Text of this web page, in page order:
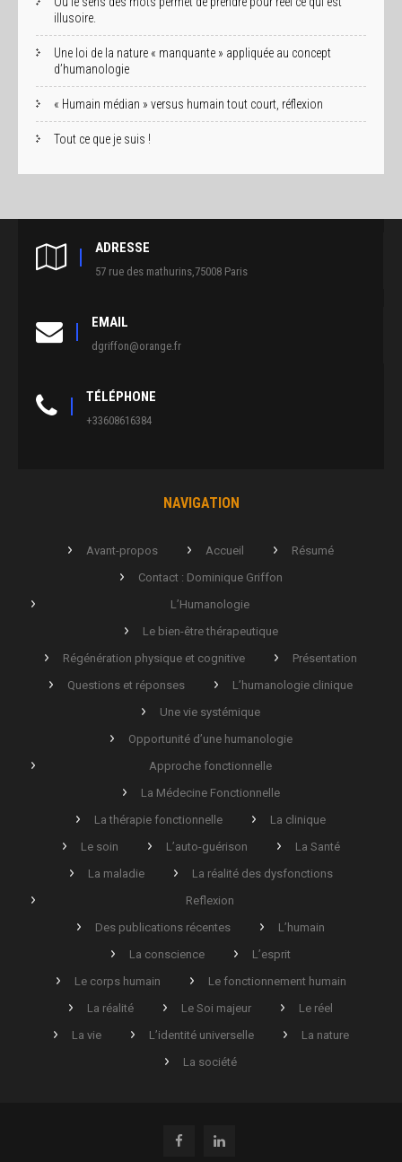
illusoire.
Une loi de la nature « manquante » appliquée au concept
d’humanologie
« Humain médian » versus humain tout court, réflexion
Tout ce que je suis !
ADRESSE
57 rue des mathurins,75008 Paris
EMAIL
dgriffon@orange.fr
TÉLÉPHONE
+33608616384
NAVIGATION
Avant-propos Accueil
Résumé
Contact : Dominique Griffon
L’Humanologie
Le bien-être thérapeutique
Régénération physique et cognitive
Présentation
Questions et réponses
L’humanologie clinique
Une vie systémique
Opportunité d’une humanologie
Approche fonctionnelle
La Médecine Fonctionnelle
La thérapie fonctionnelle
La clinique
Le soin
L’auto-guérison
La Santé
La maladie
La réalité des dysfonctions
Reflexion
Des publications récentes
L’humain
La conscience
L’esprit
Le corps humain
Le fonctionnement humain
La réalité
Le Soi majeur
Le réel
La vie
L’identité universelle
La nature
La société